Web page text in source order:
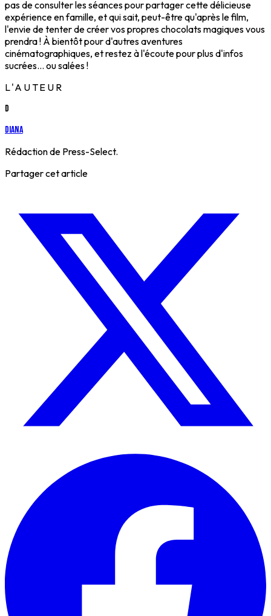
pas de consulter les séances pour partager cette délicieuse
expérience en famille, et qui sait, peut-être qu'après le film,
l'envie de tenter de créer vos propres chocolats magiques vous
prendra ! À bientôt pour d'autres aventures
cinématographiques, et restez à l'écoute pour plus d'infos
sucrées... ou salées !
L'AUTEUR
D
Diana
Rédaction de Press-Select.
Partager cet article